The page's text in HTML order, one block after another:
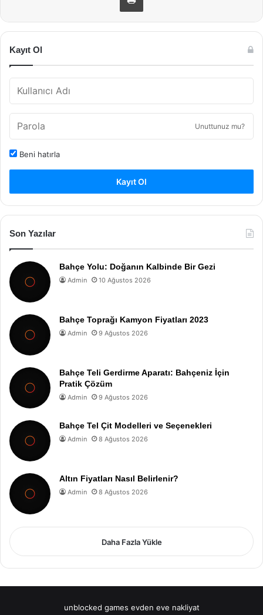
Kayıt Ol
Unuttunuz mu?
Beni hatırla
Kayıt Ol
Son Yazılar
Bahçe Yolu: Doğanın Kalbinde Bir Gezi
Admin 10 Ağustos 2026
Bahçe Toprağı Kamyon Fiyatları 2023
Admin 9 Ağustos 2026
Bahçe Teli Gerdirme Aparatı: Bahçeniz İçin
Pratik Çözüm
Admin 9 Ağustos 2026
Bahçe Tel Çit Modelleri ve Seçenekleri
Admin 8 Ağustos 2026
Altın Fiyatları Nasıl Belirlenir?
Admin 8 Ağustos 2026
Daha Fazla Yükle
unblocked games evden eve nakliyat